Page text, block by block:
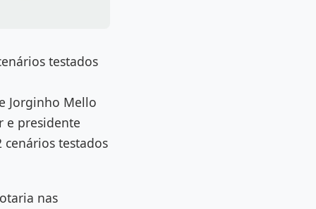
testados
Jorginho Mello
e presidente
testados
nas